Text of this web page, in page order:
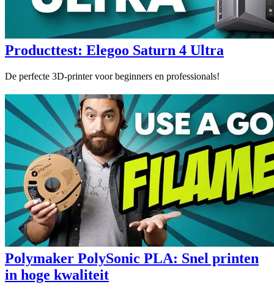
Producttest: Elegoo Saturn 4 Ultra
De perfecte 3D-printer voor beginners en professionals!
Polymaker PolySonic PLA: Snel printen
in hoge kwaliteit